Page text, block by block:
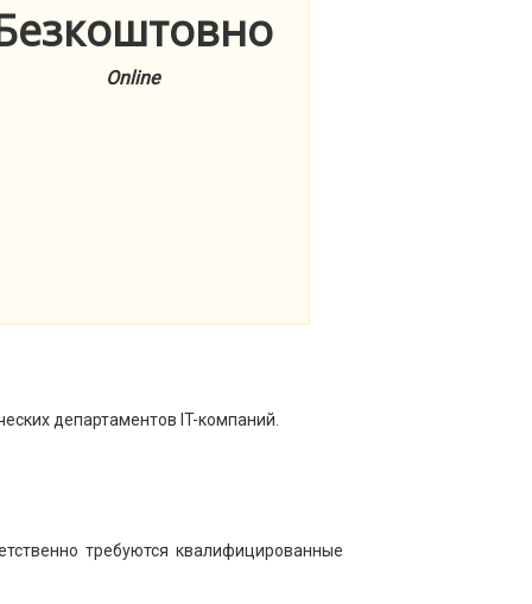
Online
департаментов IT-компаний.
требуются квалифицированные